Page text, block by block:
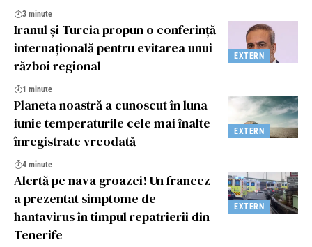
3 minute
EXTERN
Iranul și Turcia propun o conferință
internațională pentru evitarea unui
război regional
1 minute
EXTERN
Planeta noastră a cunoscut în luna
iunie temperaturile cele mai înalte
înregistrate vreodată
4 minute
EXTERN
Alertă pe nava groazei! Un francez
a prezentat simptome de
hantavirus în timpul repatrierii din
Tenerife